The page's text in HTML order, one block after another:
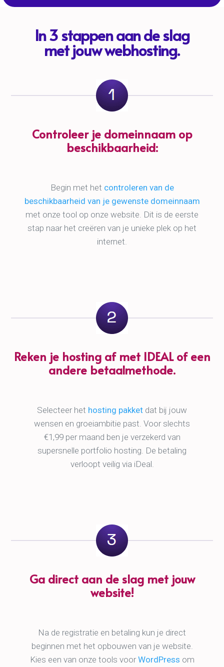
In 3 stappen aan de slag
met jouw webhosting.
Controleer je domeinnaam op
beschikbaarheid:
Begin met het controleren van de
beschikbaarheid van je gewenste domeinnaam
met onze tool op onze website. Dit is de eerste
stap naar het creëren van je unieke plek op het
internet.
Reken je hosting af met IDEAL of een
andere betaalmethode.
Selecteer het hosting pakket dat bij jouw
wensen en groeiambitie past. Voor slechts
€1,99 per maand ben je verzekerd van
supersnelle portfolio hosting. De betaling
verloopt veilig via iDeal.
Ga direct aan de slag met jouw
website!
Na de registratie en betaling kun je direct
beginnen met het opbouwen van je website.
Kies een van onze tools voor WordPress om